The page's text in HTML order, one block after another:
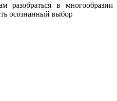
разобраться в многообразии
осознанный выбор